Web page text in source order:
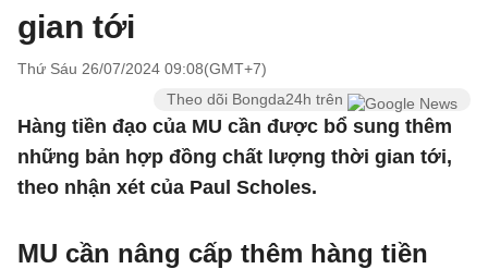
gian tới
Thứ Sáu 26/07/2024 09:08(GMT+7)
Theo dõi Bongda24h trên
Hàng tiền đạo của MU cần được bổ sung thêm
những bản hợp đồng chất lượng thời gian tới,
theo nhận xét của Paul Scholes.
MU cần nâng cấp thêm hàng tiền